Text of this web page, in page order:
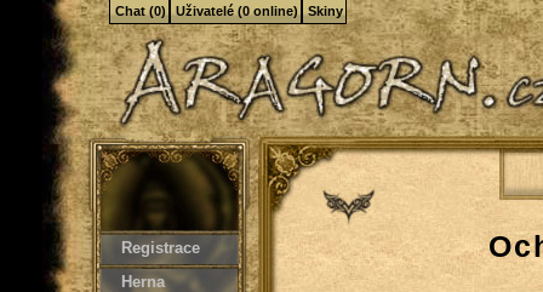
Registrace
Herna
Chat (0) Uživatelé (0 online) Skiny